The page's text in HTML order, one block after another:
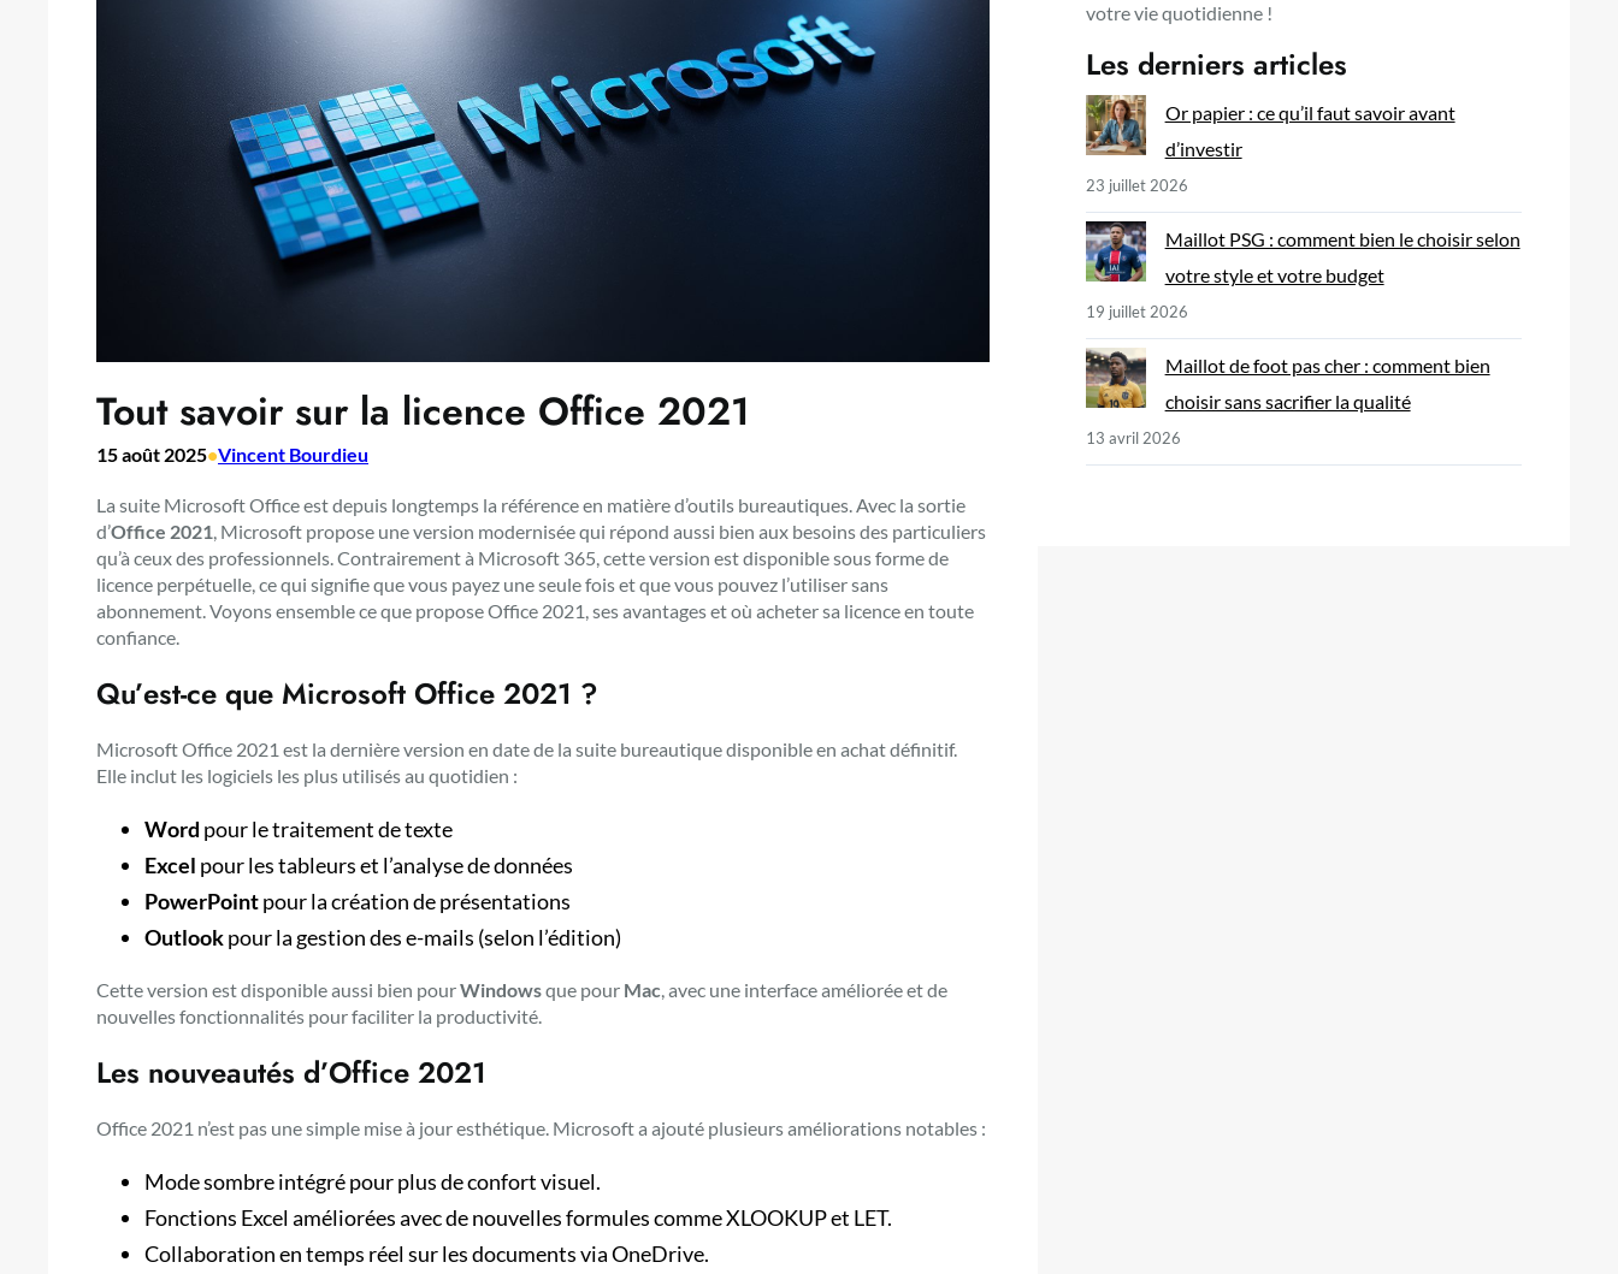
Tout savoir sur la licence Office 2021
15 août 2025•Vincent Bourdieu
La suite Microsoft Office est depuis longtemps la référence en matière d’outils bureautiques. Avec la sortie
d’Office 2021, Microsoft propose une version modernisée qui répond aussi bien aux besoins des particuliers
qu’à ceux des professionnels. Contrairement à Microsoft 365, cette version est disponible sous forme de
licence perpétuelle, ce qui signifie que vous payez une seule fois et que vous pouvez l’utiliser sans
abonnement. Voyons ensemble ce que propose Office 2021, ses avantages et où acheter sa licence en toute
confiance.
Qu’est-ce que Microsoft Office 2021 ?
Microsoft Office 2021 est la dernière version en date de la suite bureautique disponible en achat définitif.
Elle inclut les logiciels les plus utilisés au quotidien :
Word pour le traitement de texte
Excel pour les tableurs et l’analyse de données
PowerPointpour la création de présentations
Outlookpour la gestion des e-mails (selon l’édition)
Cette version est disponible aussi bien pourWindowsque pour Mac, avec une interface améliorée et de
nouvelles fonctionnalités pour faciliter la productivité.
Les nouveautés d’Office 2021
Office 2021 n’est pas une simple mise à jour esthétique. Microsoft a ajouté plusieurs améliorations notables :
Mode sombre intégré pour plus de confort visuel.
Fonctions Excel améliorées avec de nouvelles formules comme XLOOKUP et LET.
Collaboration en temps réel sur les documents via OneDrive.
votre vie quotidienne !
Les derniers articles
Or papier : ce qu’il faut savoir avant
d’investir
23 juillet 2026
Maillot PSG : comment bien le choisir selon
votre style et votre budget
19 juillet 2026
Maillot de foot pas cher : comment bien
choisir sans sacrifier la qualité
13 avril 2026